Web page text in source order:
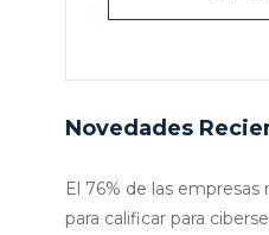
Novedades
El 76% de las
para calificar para